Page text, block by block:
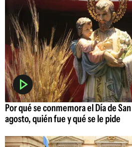
Por qué se conmemora el Día de
agosto, quién fue y qué se le pide